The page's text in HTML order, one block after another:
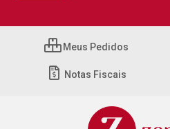
Meus Pedidos
Notas Fiscais